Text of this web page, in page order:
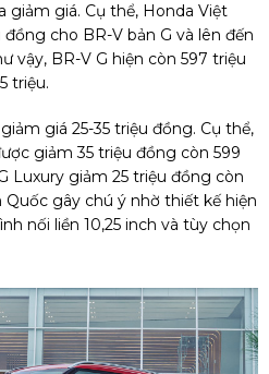
giá. Cụ thể, Honda Việt
cho BR-V bản G và lên đến
vậy, BR-V G hiện còn 597 triệu
triệu.
giá 25-35 triệu đồng. Cụ thể,
giảm 35 triệu đồng còn 599
Luxury giảm 25 triệu đồng còn
gây chú ý nhờ thiết kế hiện
nối liền 10,25 inch và tùy chọn